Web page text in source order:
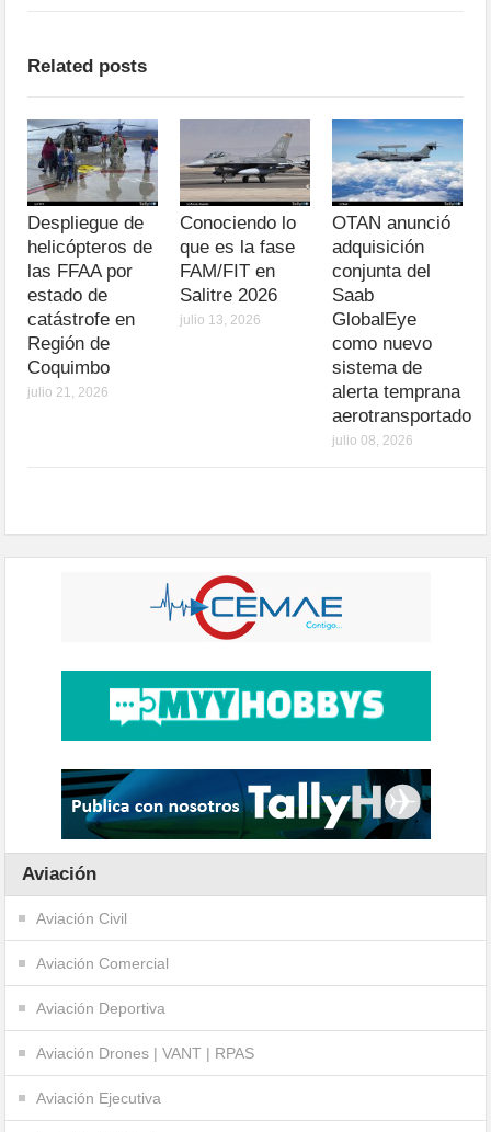
Related posts
Despliegue de
helicópteros de
las FFAA por
estado de
catástrofe en
Región de
Coquimbo
julio 21, 2026
Conociendo lo
que es la fase
FAM/FIT en
Salitre 2026
julio 13, 2026
OTAN anunció
adquisición
conjunta del
Saab
GlobalEye
como nuevo
sistema de
alerta temprana
aerotransportado
julio 08, 2026
Aviación
Aviación Civil
Aviación Comercial
Aviación Deportiva
Aviación Drones | VANT | RPAS
Aviación Ejecutiva